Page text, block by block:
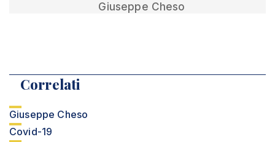
Giuseppe Cheso
Correlati
Giuseppe Cheso
Covid-19